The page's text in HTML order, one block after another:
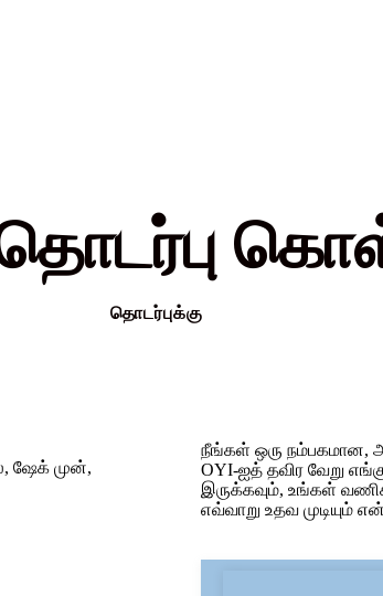
தொடர்புக்கு
ஷேக் முன்,
நீங்கள் ஒரு நம்பகமான,
OYI-ஐத் தவிர வேறு
இருக்கவும், உங்கள்
எவ்வாறு உதவ